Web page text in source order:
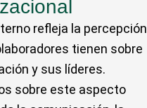
refleja la percepción
tienen sobre
y sus líderes.
sobre este aspecto